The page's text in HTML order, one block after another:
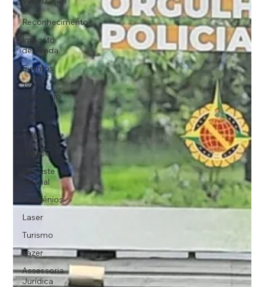
e
Reconhecimento
Imposto
de Renda
Eventos
1º
Seminário
ASOF
PMDF
AGO
Eleições
Reajuste
Salarial
Convênios
Laser
Turismo
Lazer
Assessoria
Jurídica